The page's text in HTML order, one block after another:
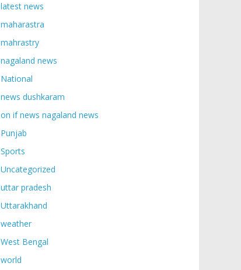
latest news
maharastra
mahrastry
nagaland news
National
news dushkaram
on if news nagaland news
Punjab
Sports
Uncategorized
uttar pradesh
Uttarakhand
weather
West Bengal
world